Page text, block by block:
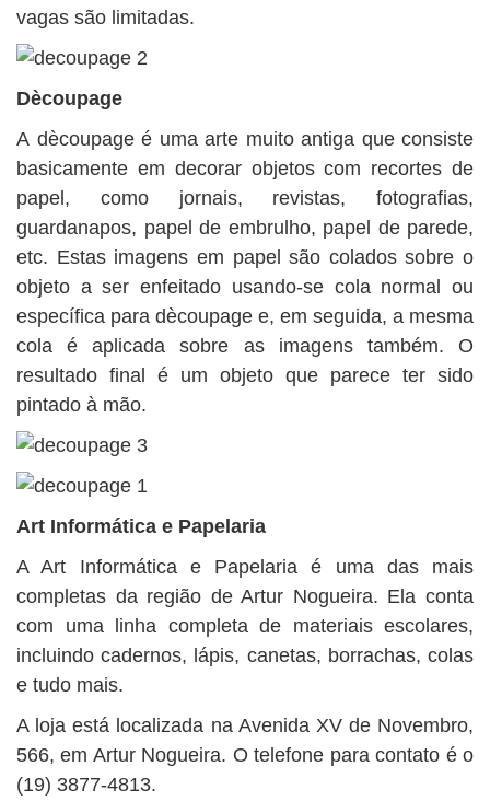
vagas são limitadas.
Dècoupage
A dècoupage é uma arte muito antiga que consiste
basicamente em decorar objetos com recortes de
papel, como jornais, revistas, fotografias,
guardanapos, papel de embrulho, papel de parede,
etc. Estas imagens em papel são colados sobre o
objeto a ser enfeitado usando-se cola normal ou
específica para dècoupage e, em seguida, a mesma
cola é aplicada sobre as imagens também. O
resultado final é um objeto que parece ter sido
pintado à mão.
Art Informática e Papelaria
A Art Informática e Papelaria é uma das mais
completas da região de Artur Nogueira. Ela conta
com uma linha completa de materiais escolares,
incluindo cadernos, lápis, canetas, borrachas, colas
e tudo mais.
A loja está localizada na Avenida XV de Novembro,
566, em Artur Nogueira. O telefone para contato é o
(19) 3877-4813.